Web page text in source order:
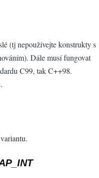
(tj nepoužívejte konstrukty s
Dále musí fungovat
C99, tak C++98.